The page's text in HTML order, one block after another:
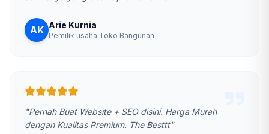
AK Arie Kurnia
Pemilik usaha Toko Bangunan
"Pernah Buat Website + SEO disini. Harga Murah
dengan Kualitas Premium. The Besttt"